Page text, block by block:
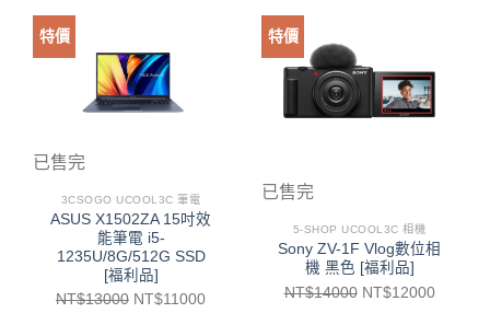
特價
已售完
3CSOGO UCOOL3C 筆電
ASUS X1502ZA 15吋效
能筆電 i5-
1235U/8G/512G SSD
[福利品]
NT$13000 NT$11000
特價
已售完
5-SHOP UCOOL3C 相機
Sony ZV-1F Vlog數位相
機 黑色 [福利品]
NT$14000 NT$12000